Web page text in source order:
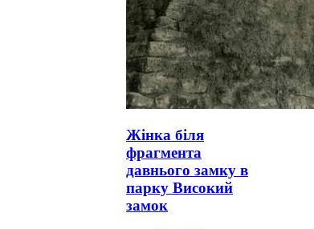
Жінка біля
фрагмента
давнього замку в
парку Високий
замок